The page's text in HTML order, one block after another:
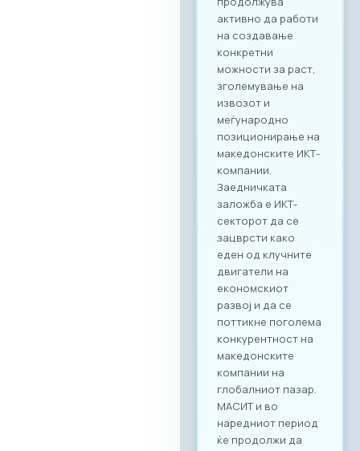
соработка во
рамки на
технолошкиот
сектор, туку и
меѓусекторско
поврзување. Покрај
ИКТ секторот, на
настанот се
очекува присуство
на компании од
различни
индустрии, со што
се отвора широк
простор за
дигитализација на
бизнис процесите
и директни средби
помеѓу домашните
ИКТ добавувачи и
потенцијални
клиенти од други
стопански гранки.
Преку наменската
B2B платформа,
сите учесници ќе
можат ефикасно да
го менаџираат